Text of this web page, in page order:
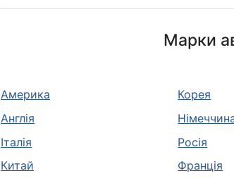
Марки
Америка
Англія
Італія
Китай
Корея
Росія
Франція